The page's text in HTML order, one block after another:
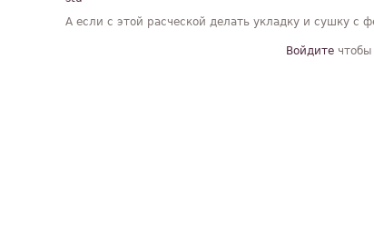
А если с этой расческой делать укладку и сушку с
Войдите